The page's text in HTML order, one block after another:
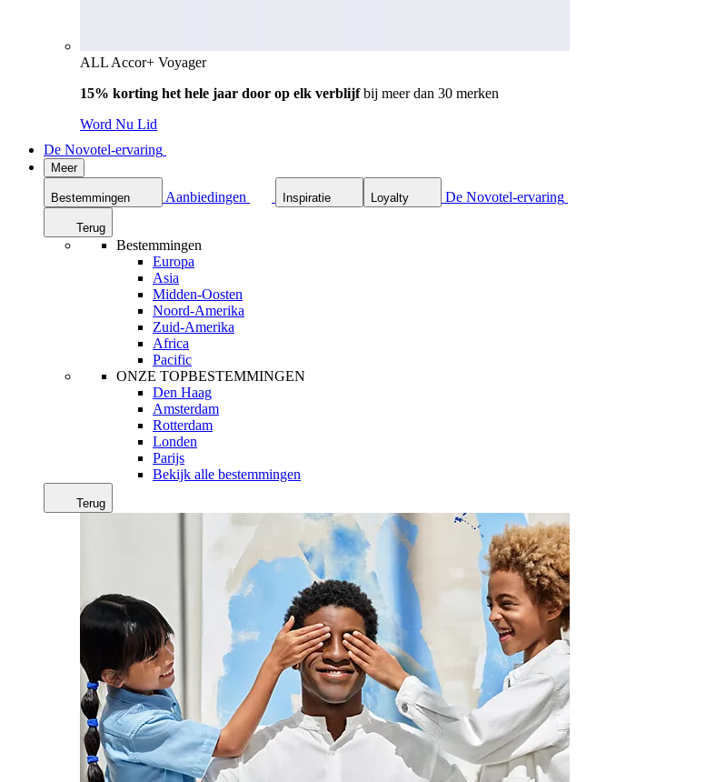
ALL Accor+ Voyager
15% korting het hele jaar door op elk verblijfbij meer dan 30 merken
Word Nu Lid
De Novotel-ervaring
Meer
Bestemmingen Aanbiedingen Inspiratie Loyalty De Novotel-ervaring
Terug
Bestemmingen
Europa
Asia
Midden-Oosten
Noord-Amerika
Zuid-Amerika
Africa
Pacific
ONZE TOPBESTEMMINGEN
Den Haag
Amsterdam
Rotterdam
Londen
Parijs
Bekijk alle bestemmingen
Terug